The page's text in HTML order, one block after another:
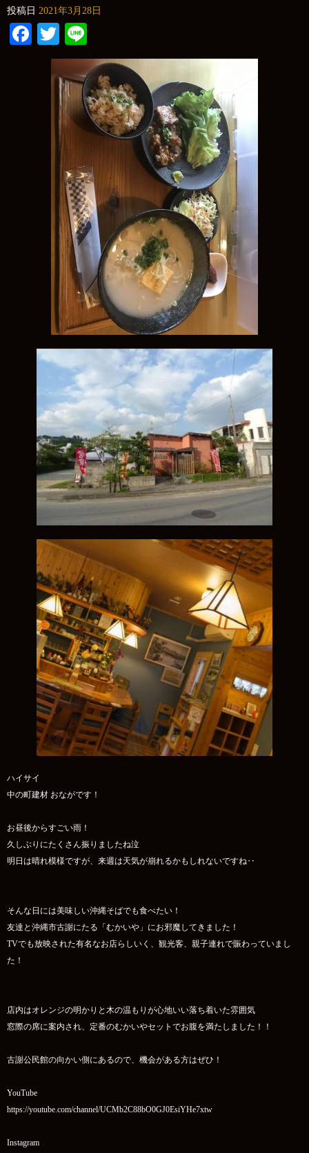
投稿日 2021年3月28日
Facebook
Twitter
ハイサイ
中の町建材 おながです！
お昼後からすごい雨！
久しぶりにたくさん振りましたね泣
明日は晴れ模様ですが、来週は天気が崩れるかもしれないですね‥
そんな日には美味しい沖縄そばでも食べたい！
友達と沖縄市古謝にたる「むかいや」にお邪魔してきました！
TVでも放映された有名なお店らしいく、観光客、親子連れで賑わっていまし
た！
店内はオレンジの明かりと木の温もりが心地いい落ち着いた雰囲気
窓際の席に案内され、定番のむかいやセットでお腹を満たしました！！
古謝公民館の向かい側にあるので、機会がある方はぜひ！
YouTube
https://youtube.com/channel/UCMb2C88bO0GJ0EsiYHe7xtw
Instagram